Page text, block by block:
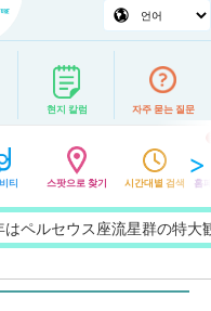
현지 칼럼 자주 묻는 질문
티 스팟으로 찾기 시간대별 검색 홈
ス座流星群の特大観測チャ